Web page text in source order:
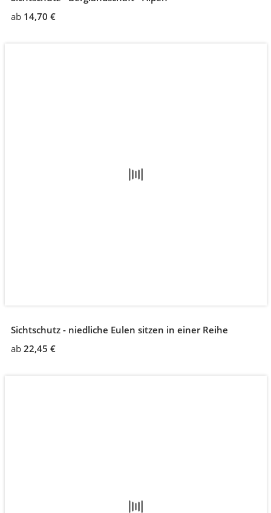
ab 14,70 €
Sichtschutz - niedliche Eulen sitzen in einer Reihe
ab 22,45 €